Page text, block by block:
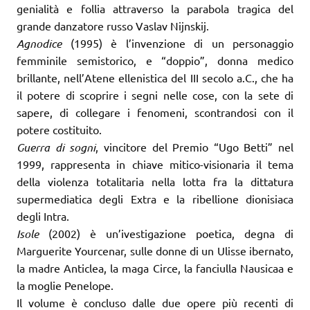
genialità e follia attraverso la parabola tragica del
grande danzatore russo Vaslav Nijnskij.
Agnodice(1995) è l’invenzione di un personaggio
femminile semistorico, e “doppio”, donna medico
brillante, nell’Atene ellenistica del III secolo a.C., che ha
il potere di scoprire i segni nelle cose, con la sete di
sapere, di collegare i fenomeni, scontrandosi con il
potere costituito.
Guerra di sogni, vincitore del Premio “Ugo Betti” nel
1999, rappresenta in chiave mitico-visionaria il tema
della violenza totalitaria nella lotta fra la dittatura
supermediatica degli Extra e la ribellione dionisiaca
degli Intra.
Isole (2002) è un’ivestigazione poetica, degna di
Marguerite Yourcenar, sulle donne di un Ulisse ibernato,
la madre Anticlea, la maga Circe, la fanciulla Nausicaa e
la moglie Penelope.
Il volume è concluso dalle due opere più recenti di